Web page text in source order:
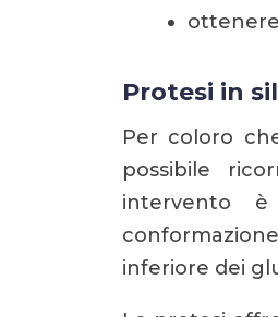
Protesi in
Per coloro
possibile
intervento
inferiore dei